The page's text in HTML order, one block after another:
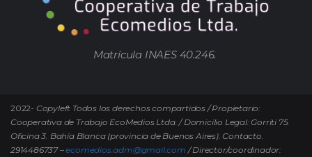
Matrícula INAES 40.246.
2022- Copyleft Todos los derechos compartidos / Propietario:
Cooperativa de Trabajo EcoMedios Ltda. / Domicilio Legal: Gorriti 75.
Oficina 3. Bahía Blanca (provincia de Buenos Aires). Contacto.
2914486737 –ecomedios.adm@gmail.com / Director/coordinador: